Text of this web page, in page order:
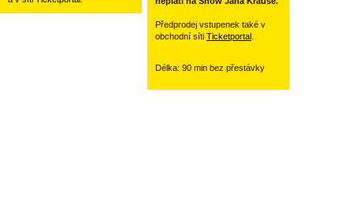
Předprodej vstupenek také v
obchodní síti Ticketportal
Délka: 90 min bez přestávky